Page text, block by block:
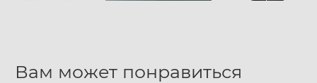
Вам может понравиться